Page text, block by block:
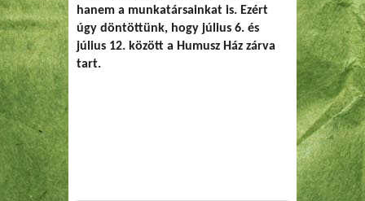
hanem a munkatársainkat is. Ezért
úgy döntöttünk, hogy július 6. és
július 12. között a Humusz Ház zárva
tart.